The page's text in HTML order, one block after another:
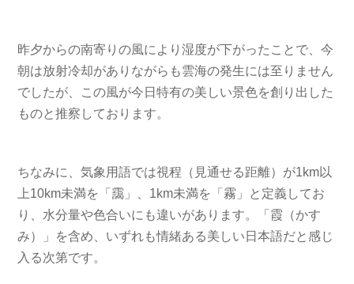
昨夕からの南寄りの風により湿度が下がったことで、今
朝は放射冷却がありながらも雲海の発生には至りません
でしたが、この風が今日特有の美しい景色を創り出した
ものと推察しております。
ちなみに、気象用語では視程（見通せる距離）が1km以
上10km未満を「靄」、1km未満を「霧」と定義してお
り、水分量や色合いにも違いがあります。「霞（かす
み）」を含め、いずれも情緒ある美しい日本語だと感じ
入る次第です。